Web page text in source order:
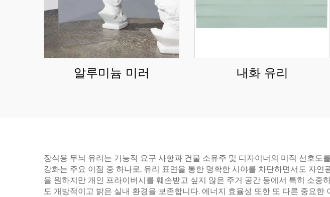
알루미늄 미러 내화 유리
장식용 무늬 유리는 기능적 요구 사항과 건물 소유주 및 디자이너의 미적 선호
강화는 주요 이점 중 하나로, 유리 표면을 통한 명확한 시야를 차단하면서도 자
을 원하지만 개인 프라이버시를 훼손받고 싶지 않은 주거 공간 등에서 특히 소
도 개방적이고 밝은 실내 환경을 보존합니다. 에너지 효율성 또한 또 다른 중요